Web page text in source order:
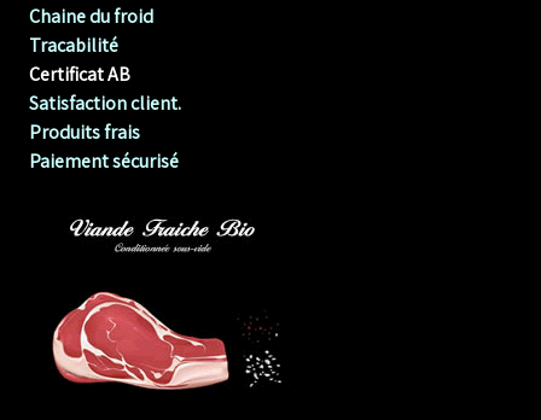
Chaine du froid
Tracabilité
Certificat AB
Satisfaction client.
Produits frais
Paiement sécurisé